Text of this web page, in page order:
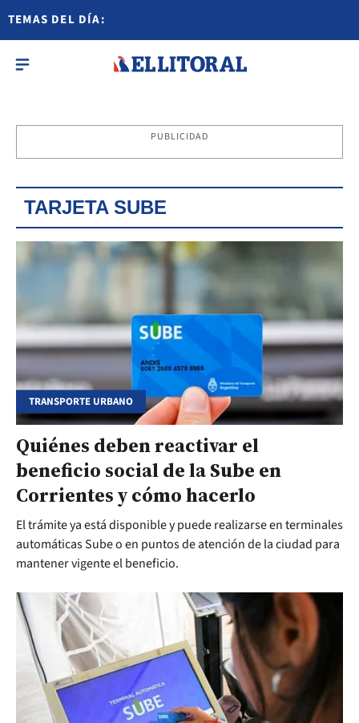
TEMAS DEL DÍA:
PUBLICIDAD
TARJETA SUBE
TRANSPORTE URBANO
Quiénes deben reactivar el
beneficio social de la Sube en
Corrientes y cómo hacerlo
El trámite ya está disponible y puede realizarse en terminales
automáticas Sube o en puntos de atención de la ciudad para
mantener vigente el beneficio.